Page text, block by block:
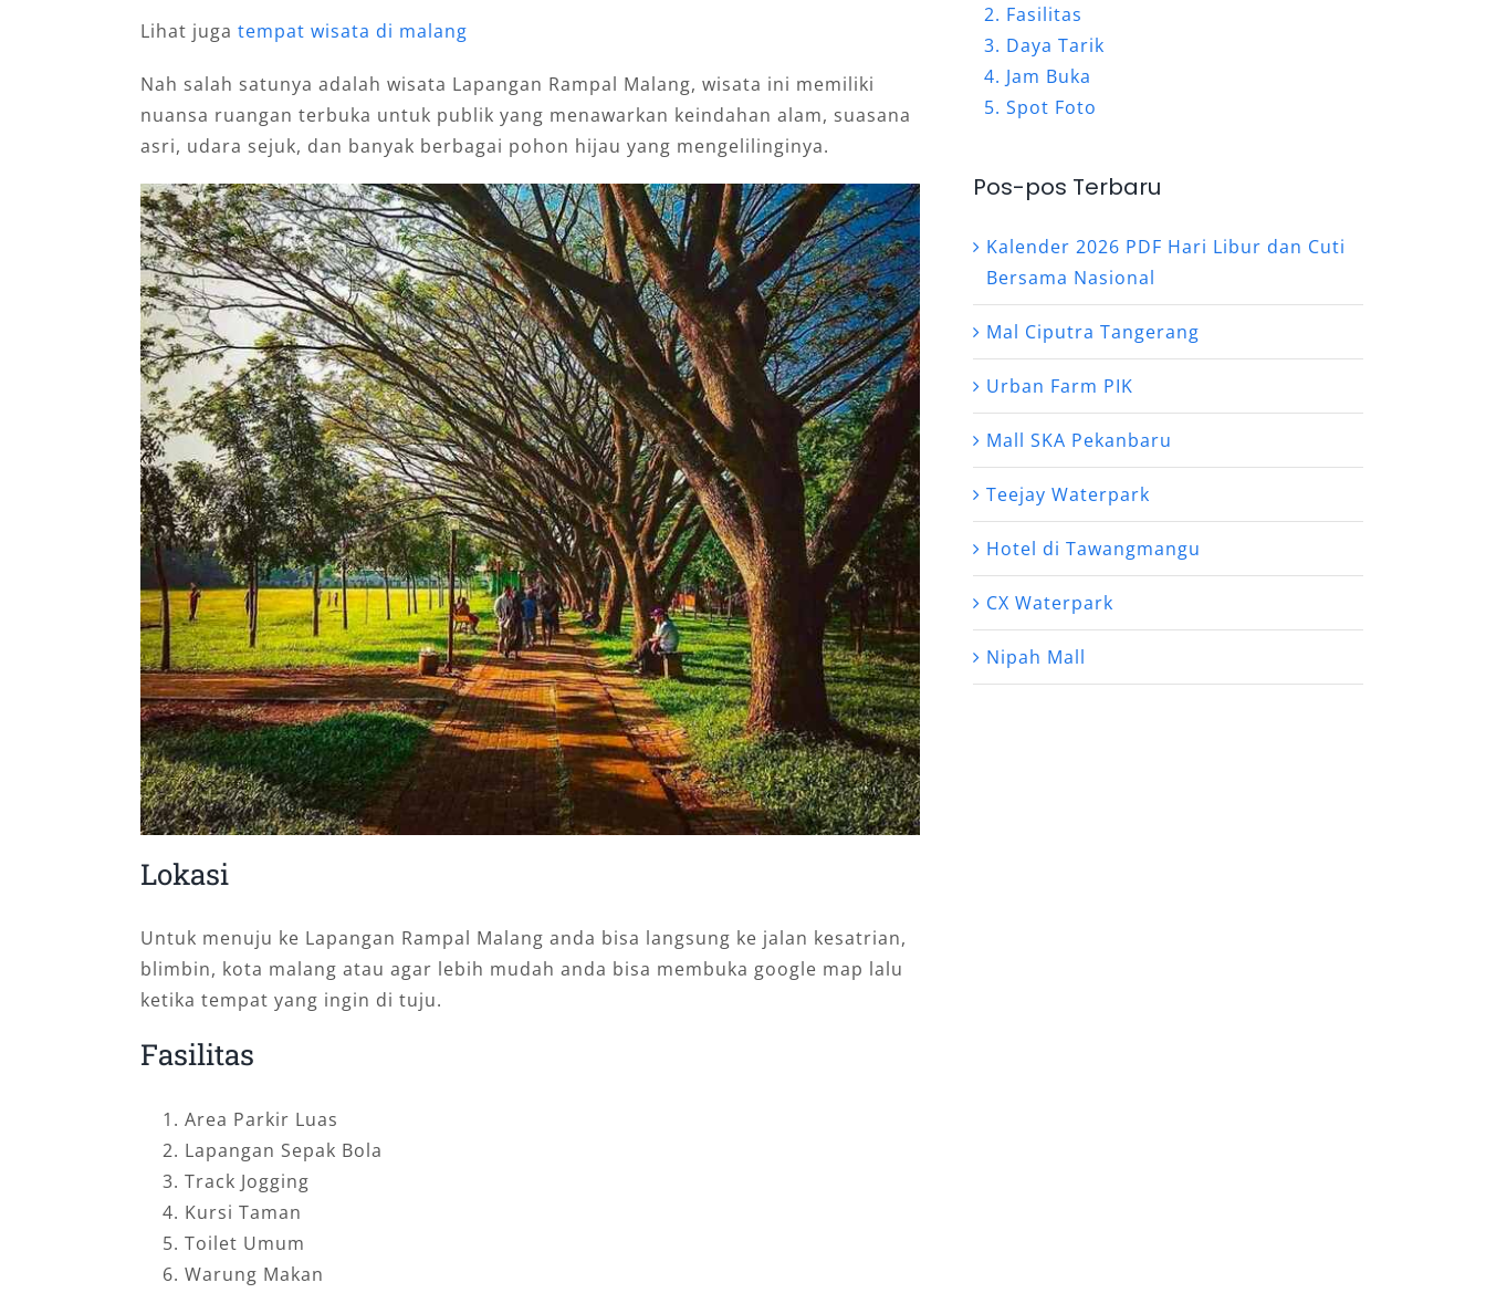
Lihat juga tempat wisata di malang
Nah salah satunya adalah wisata Lapangan Rampal Malang, wisata ini memiliki
nuansa ruangan terbuka untuk publik yang menawarkan keindahan alam, suasana
asri, udara sejuk, dan banyak berbagai pohon hijau yang mengelilinginya.
Lokasi
Untuk menuju ke Lapangan Rampal Malang anda bisa langsung ke jalan kesatrian,
blimbin, kota malang atau agar lebih mudah anda bisa membuka google map lalu
ketika tempat yang ingin di tuju.
Fasilitas
Area Parkir Luas
Lapangan Sepak Bola
Track Jogging
Kursi Taman
Toilet Umum
Warung Makan
Fasilitas
Daya Tarik
Jam Buka
Spot Foto
Pos-pos Terbaru
Kalender 2026 PDF Hari Libur dan Cuti
Bersama Nasional
Mal Ciputra Tangerang
Urban Farm PIK
Mall SKA Pekanbaru
Teejay Waterpark
Hotel di Tawangmangu
CX Waterpark
Nipah Mall